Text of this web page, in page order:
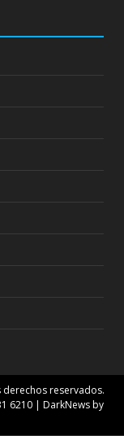
derechos reservados.
6210 | DarkNewsby